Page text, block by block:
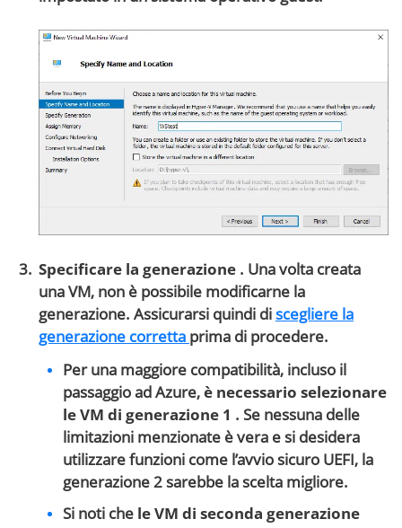
Specificare la generazione . Una volta creata
una VM, non è possibile modificarne la
generazione. Assicurarsi quindi di scegliere la
generazione corretta prima di procedere.
Per una maggiore compatibilità, incluso il
passaggio ad Azure,è necessario selezionare
le VM di generazione 1 . Se nessuna delle
limitazioni menzionate è vera e si desidera
utilizzare funzioni come l’avvio sicuro UEFI, la
generazione 2 sarebbe la scelta migliore.
Si noti che le VM di seconda generazione